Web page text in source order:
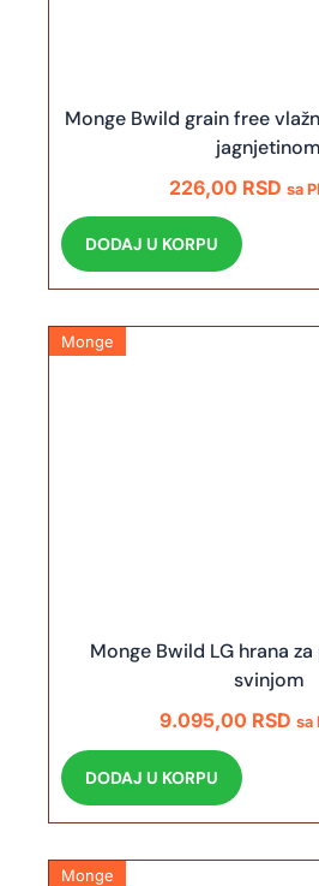
Monge Bwild grain free
jagnjetinom
226,00 RSD sa
DODAJ U KORPU
Monge
Monge Bwild LG hrana
svinjom
9.095,00 RSD sa
DODAJ U KORPU
Monge